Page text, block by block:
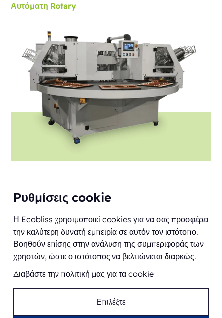
Ρυθμίσεις cookie
Η Ecobliss χρησιμοποιεί cookies για να σας προσφέρει
την καλύτερη δυνατή εμπειρία σε αυτόν τον ιστότοπο.
Βοηθούν επίσης στην ανάλυση της συμπεριφοράς των
χρηστών, ώστε ο ιστότοπος να βελτιώνεται διαρκώς.
Διαβάστε την πολιτική μας για τα cookie
Επιλέξτε
Αυτόματη Rotary
FAB8-1418-3-CS
Αυτόματη Rotary